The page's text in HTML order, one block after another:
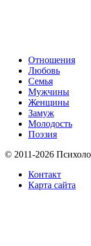
Отношения
Любовь
Семья
Мужчины
Женщины
Замуж
Молодость
Поэзия
© 2011-2026
Контакт
Карта сайта